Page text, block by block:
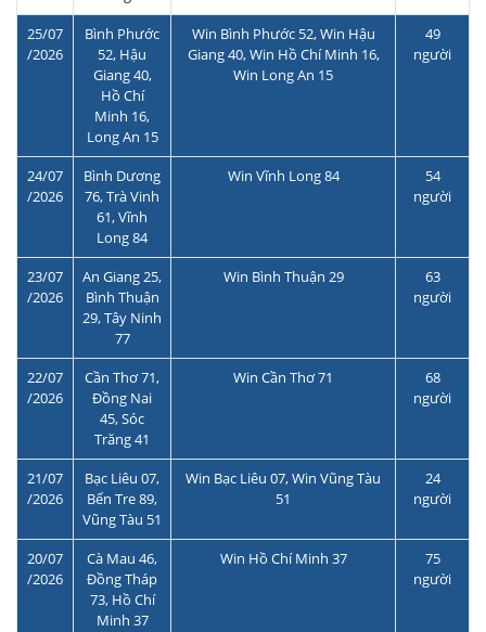
25/07
/2026
Bình Phước
52, Hậu
Giang 40,
Hồ Chí
Minh 16,
Long An 15
Win Bình Phước 52, Win Hậu
Giang 40, Win Hồ Chí Minh 16,
Win Long An 15
49
người
24/07
/2026
Bình Dương
76, Trà Vinh
61, Vĩnh
Long 84
Win Vĩnh Long 84
54
người
23/07
/2026
An Giang 25,
Bình Thuận
29, Tây Ninh
77
Win Bình Thuận 29
63
người
22/07
/2026
Cần Thơ 71,
Đồng Nai
45, Sóc
Trăng 41
Win Cần Thơ 71
68
người
21/07
/2026
Bạc Liêu 07,
Bến Tre 89,
Vũng Tàu 51
Win Bạc Liêu 07, Win Vũng Tàu
51
24
người
20/07
/2026
Cà Mau 46,
Đồng Tháp
73, Hồ Chí
Minh 37
Win Hồ Chí Minh 37
75
người